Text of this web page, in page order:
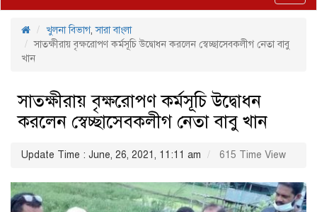
খুলনা বিভাগ,সারা বাংলা
সাতক্ষীরায় বৃক্ষরোপণ কর্মসূচি উদ্বোধন করলেন স্বেচ্ছাসেবকলীগ নেতা বাবু
খান
সাতক্ষীরায় বৃক্ষরোপণ কর্মসূচি উদ্বোধন
করলেন স্বেচ্ছাসেবকলীগ নেতা বাবু খান
Update Time : June, 26, 2021, 11:11 am 615 Time View